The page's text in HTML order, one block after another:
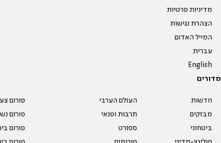
מדיניות פרטיות
הצהרת נגישות
המייל האדום
עברית
English
מדורים
חדשות
מבזקים
ביטחוני
העולם הערבי
תרבות ופנאי
ספורט
פורום
פורום
פורום